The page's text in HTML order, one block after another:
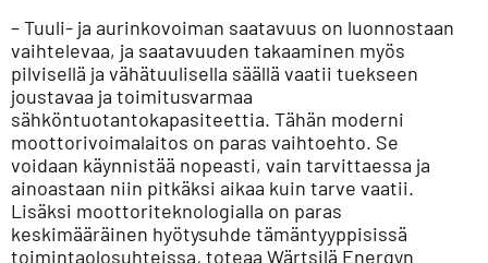
– Tuuli- ja aurinkovoiman saatavuus on luonnostaan
vaihtelevaa, ja saatavuuden takaaminen myös
pilvisellä ja vähätuulisella säällä vaatii tuekseen
joustavaa ja toimitusvarmaa
sähköntuotantokapasiteettia. Tähän moderni
moottorivoimalaitos on paras vaihtoehto. Se
voidaan käynnistää nopeasti, vain tarvittaessa ja
ainoastaan niin pitkäksi aikaa kuin tarve vaatii.
Lisäksi moottoriteknologialla on paras
keskimääräinen hyötysuhde tämäntyyppisissä
toimintaolosuhteissa, toteaa Wärtsilä Energyn